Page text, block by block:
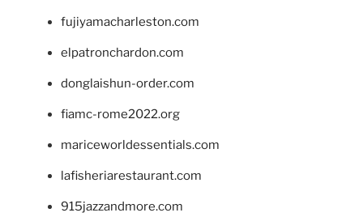
fujiyamacharleston.com
elpatronchardon.com
donglaishun-order.com
fiamc-rome2022.org
mariceworldessentials.com
lafisheriarestaurant.com
915jazzandmore.com